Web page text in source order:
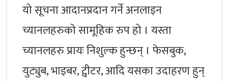
यो सूचना आदानप्रदान गर्ने अनलाइन
च्यानलहरुको सामूहिक रुप हो । यस्ता
च्यानलहरु प्रायः निशुल्क हुन्छन् । फेसबुक,
युट्युब, भाइबर, ट्वीटर, आदि यसका उदाहरण हुन्